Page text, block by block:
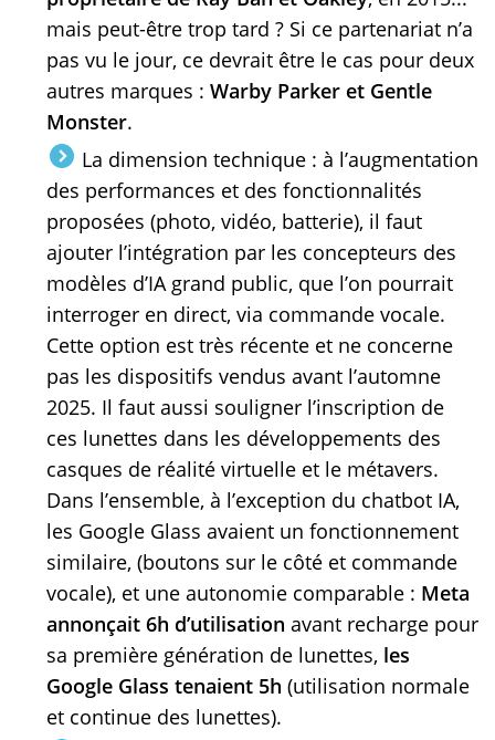
mais peut-être trop tard ? Si ce partenariat n’a
pas vu le jour, ce devrait être le cas pour deux
autres marques : Warby Parker et Gentle
Monster.
La dimension technique : à l’augmentation
des performances et des fonctionnalités
proposées (photo, vidéo, batterie), il faut
ajouter l’intégration par les concepteurs des
modèles d’IA grand public, que l’on pourrait
interroger en direct, via commande vocale.
Cette option est très récente et ne concerne
pas les dispositifs vendus avant l’automne
2025. Il faut aussi souligner l’inscription de
ces lunettes dans les développements des
casques de réalité virtuelle et le métavers.
Dans l’ensemble, à l’exception du chatbot IA,
les Google Glass avaient un fonctionnement
similaire, (boutons sur le côté et commande
vocale), et une autonomie comparable : Meta
annonçait 6h d’utilisation avant recharge pour
sa première génération de lunettes, les
Google Glass tenaient 5h (utilisation normale
et continue des lunettes).